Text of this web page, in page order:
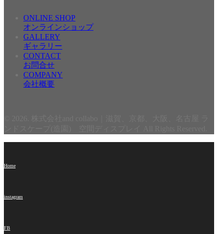
ONLINE SHOP
オンラインショップ
GALLERY
ギャラリー
CONTACT
お問合せ
COMPANY
会社概要
Home
instagram
FB